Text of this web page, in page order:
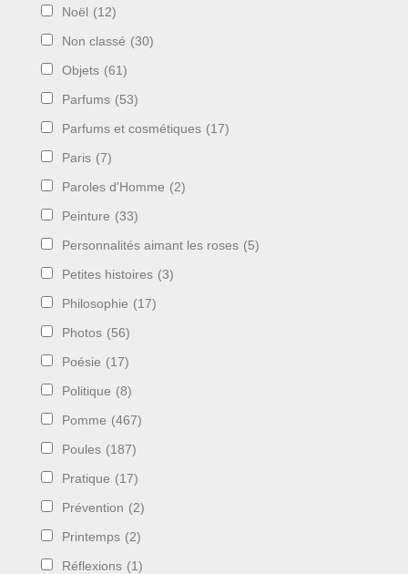
Noël (12)
Non classé (30)
Objets (61)
Parfums (53)
Parfums et cosmétiques (17)
Paris (7)
Paroles d'Homme (2)
Peinture (33)
Personnalités aimant les roses (5)
Petites histoires (3)
Philosophie (17)
Photos (56)
Poésie (17)
Politique (8)
Pomme (467)
Poules (187)
Pratique (17)
Prévention (2)
Printemps (2)
Réflexions (1)